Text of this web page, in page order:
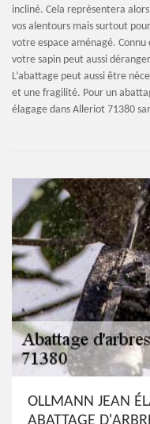
incliné. Cela représentera
vos alentours mais surtout
votre espace aménagé.
votre sapin peut aussi
L’abattage peut aussi être
et une fragilité. Pour un
élagage dans Alleriot 71380
OLLMANN JEAN
ABATTAGE